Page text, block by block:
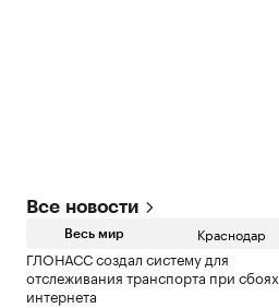
Все новости
Весь мир Краснодар
ГЛОНАСС создал систему для
отслеживания транспорта при сбоях
интернета